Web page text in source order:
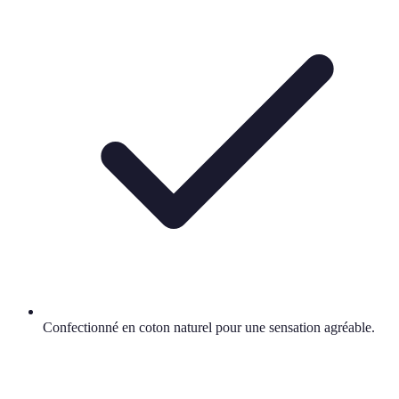
Confectionné en coton naturel pour une sensation agréable.